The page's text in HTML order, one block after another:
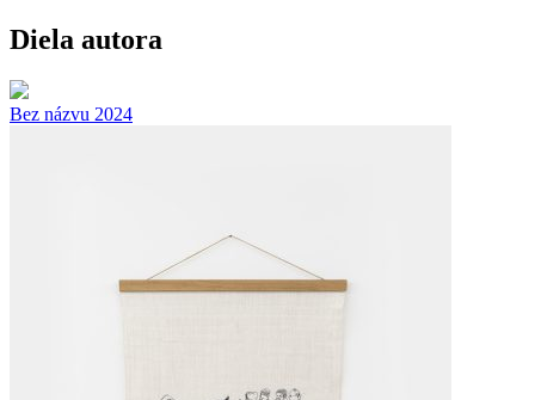
Diela autora
Bez názvu 2024